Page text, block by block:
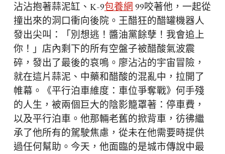
沾沾抱著蒜泥缸、K-9包養網 99咬著他，一起從
撞出來的洞口衝向後院。王醋狂的醋罐機器人
發出尖叫：「別想逃！醬油黨餘孽！我會追上
你！」店內剩下的所有空盤子被醋酸氣波震
碎，發出了最後的哀鳴。廖沾沾的宇宙冒險，
就在這片蒜泥、中藥和醋酸的混亂中，拉開了
帷幕。《平行泊車維度：車位爭奪戰》何手殘
的人生，被兩個巨大的陰影籠罩著：停車費，
以及平行泊車。他那輛老舊的掀背車，彷彿繼
承了他所有的駕駛焦慮，從未在他需要時提供
過任何幫助。今天，他面臨的是城市傳說中最